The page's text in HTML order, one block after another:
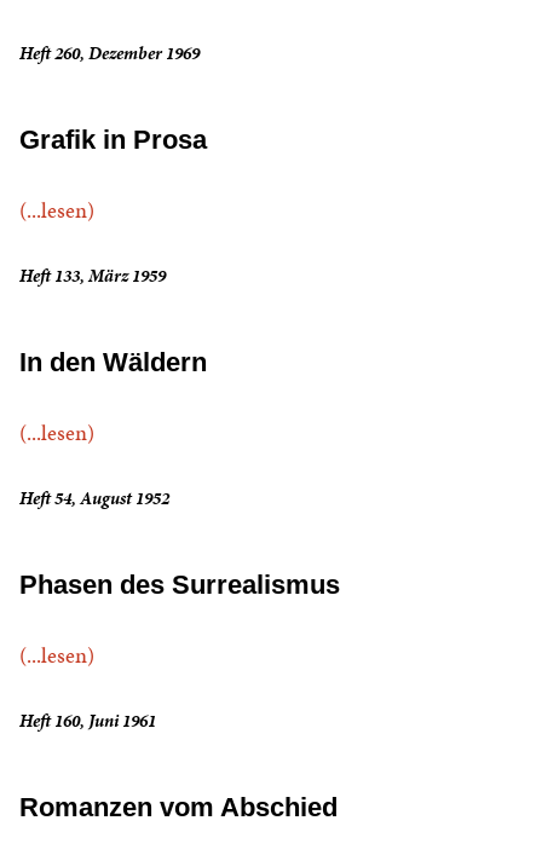
Heft 260, Dezember 1969
Grafik in Prosa
(...lesen)
Heft 133, März 1959
In den Wäldern
(...lesen)
Heft 54, August 1952
Phasen des Surrealismus
(...lesen)
Heft 160, Juni 1961
Romanzen vom Abschied